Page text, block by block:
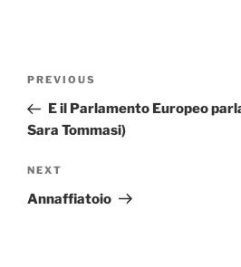
Previous
Post
PREVIOUS
E il Parlamento Europeo
Sara Tommasi)
Next
Post
NEXT
Annaffiatoio